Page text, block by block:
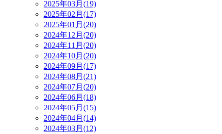
2025年03月(19)
2025年02月(17)
2025年01月(20)
2024年12月(20)
2024年11月(20)
2024年10月(20)
2024年09月(17)
2024年08月(21)
2024年07月(20)
2024年06月(18)
2024年05月(15)
2024年04月(14)
2024年03月(12)